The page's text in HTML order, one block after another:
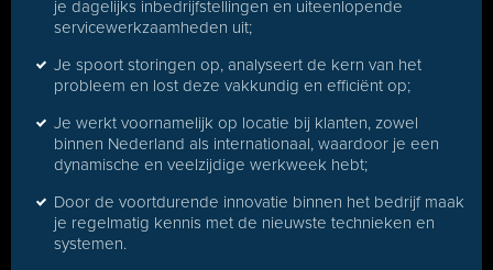
je dagelijks inbedrijfstellingen en uiteenlopende
servicewerkzaamheden uit;
Je spoort storingen op, analyseert de kern van het
probleem en lost deze vakkundig en efficiënt op;
Je werkt voornamelijk op locatie bij klanten, zowel
binnen Nederland als internationaal, waardoor je een
dynamische en veelzijdige werkweek hebt;
Door de voortdurende innovatie binnen het bedrijf maak
je regelmatig kennis met de nieuwste technieken en
systemen.